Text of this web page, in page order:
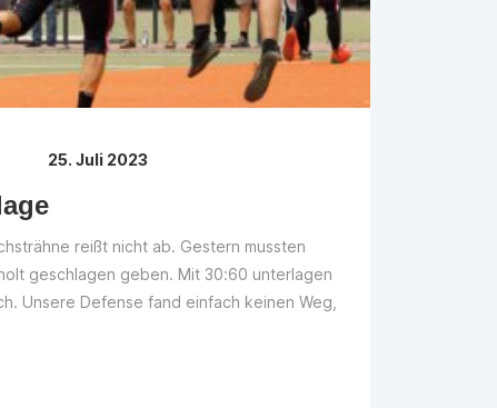
25. Juli 2023
reißt nicht ab. Gestern mussten
geschlagen geben. Mit 30:60 unterlagen
Unsere Defense fand einfach keinen Weg,